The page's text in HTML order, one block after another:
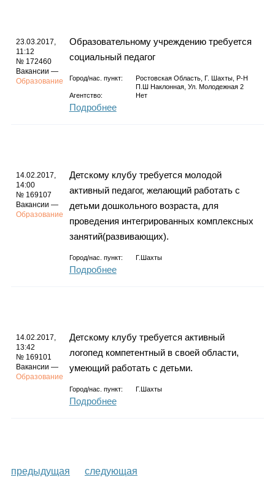
23.03.2017,
11:12
№ 172460
Вакансии —
Образование
Образовательному учреждению требуется
социальный педагог
Город/нас. пункт:
Ростовская Область, Г. Шахты, Р-Н
П.ш Наклонная, Ул. Молодежная 2
Агентство:
Нет
Подробнее
14.02.2017,
14:00
№ 169107
Вакансии —
Образование
Детскому клубу требуется молодой
активный педагог, желающий работать с
детьми дошкольного возраста, для
проведения интегрированных комплексных
занятий(развивающих).
Город/нас. пункт: Г.Шахты
Подробнее
14.02.2017,
13:42
№ 169101
Вакансии —
Образование
Детскому клубу требуется активный
логопед компетентный в своей области,
умеющий работать с детьми.
Город/нас. пункт: Г.Шахты
Подробнее
предыдущая следующая